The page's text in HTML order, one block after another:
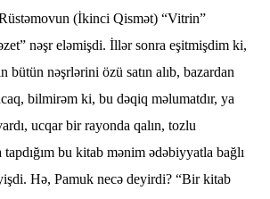
(İkinci Qismət) “Vitrin”
nəşr eləmişdi. İllər sonra eşitmişdim ki,
bütün nəşrlərini özü satın alıb, bazardan
bilmirəm ki, bu dəqiq məlumatdır, ya
ucqar bir rayonda qalın, tozlu
tapdığım bu kitab mənim ədəbiyyatla bağlı
Hə, Pamuk necə deyirdi? “Bir kitab